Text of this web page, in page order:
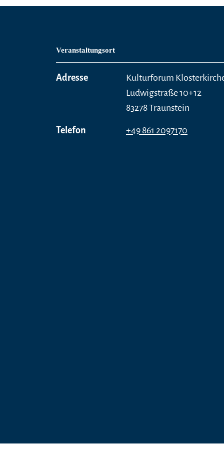
Veranstaltungsort
Adresse
Kulturforum
Ludwigstraße 10+12
83278 Traunstein
Telefon +49 861 2097170